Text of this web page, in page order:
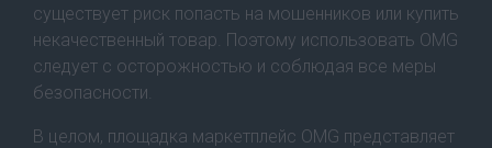
существует риск попасть на мошенников или купить
некачественный товар. Поэтому использовать OMG
следует с осторожностью и соблюдая все меры
безопасности.
В целом, площадка маркетплейс OMG представляет